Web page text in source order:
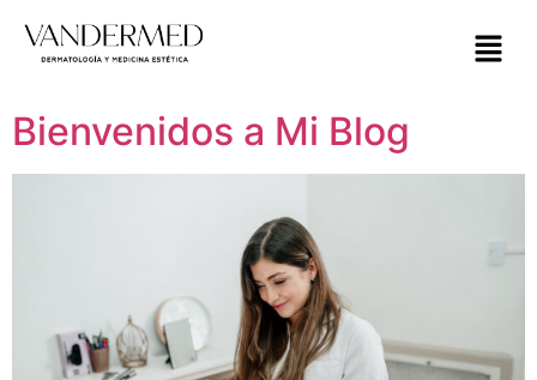
Bienvenidos a Mi Blog